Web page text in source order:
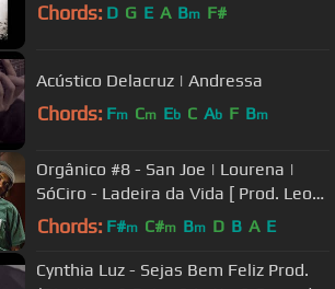
Chords: D G E A Bm F#
Acústico Delacruz | Andressa
Chords: Fm Cm Eb C Ab F Bm
Orgânico #8 - San Joe | Lourena |
SóCiro - Ladeira da Vida [ Prod. Leo
Casa 1 ]
Chords: F#m C#m Bm D B A E
Cynthia Luz - Sejas Bem Feliz Prod.